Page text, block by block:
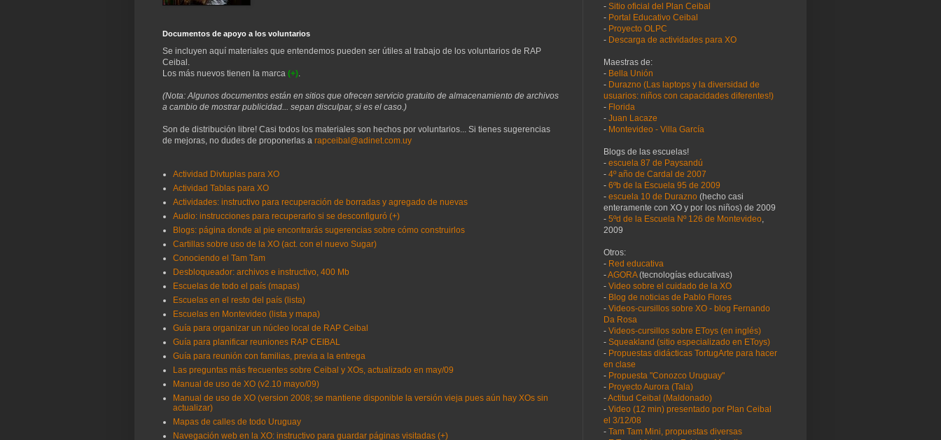
Documentos de apoyo a los voluntarios
Se incluyen aquí materiales que entendemos pueden ser útiles al trabajo de los voluntarios de RAP
Ceibal.
Los más nuevos tienen la marca (+)
(Nota: Algunos documentos están en sitios que ofrecen servicio gratuito de almacenamiento de archivos
a cambio de mostrar publicidad... sepan disculpar, si es el caso.)
Son de distribución libre! Casi todos los materiales son hechos por voluntarios... Si tienes sugerencias
de mejoras, no dudes de proponerlas a rapceibal@adinet.com.uy
Actividad Divtuplas para XO
Actividad Tablas para XO
Actividades: instructivo para recuperación de borradas y agregado de nuevas
Audio: instrucciones para recuperarlo si se desconfiguró (+)
Blogs: página donde al pie encontrarás sugerencias sobre cómo construirlos
Cartillas sobre uso de la XO (act. con el nuevo Sugar)
Conociendo el Tam Tam
Desbloqueador: archivos e instructivo, 400 Mb
Escuelas de todo el país (mapas)
Escuelas en el resto del país (lista)
Escuelas en Montevideo (lista y mapa)
Guía para organizar un núcleo local de RAP Ceibal
Guía para planificar reuniones RAP CEIBAL
Guía para reunión con familias, previa a la entrega
Las preguntas más frecuentes sobre Ceibal y XOs, actualizado en may/09
Manual de uso de XO (v2.10 mayo/09)
Manual de uso de XO (version 2008; se mantiene disponible la versión vieja pues aún hay XOs sin
actualizar)
Mapas de calles de todo Uruguay
Navegación web en la XO: instructivo para guardar páginas visitadas (+)
- Sitio oficial del Plan Ceibal
- Portal Educativo Ceibal
- Proyecto OLPC
- Descarga de actividades para XO
Maestras de:
- Bella Unión
- Durazno (Las laptops y la diversidad de
usuarios: niños con capacidades diferentes!)
- Florida
- Juan Lacaze
- Montevideo - Villa García
Blogs de las escuelas!
- escuela 87 de Paysandú
- 4º año de Cardal de 2007
- 6ºb de la Escuela 95 de 2009
- escuela 10 de Durazno (hecho casi
enteramente con XO y por los niños) de 2009
- 5ºd de la Escuela Nº 126 de Montevideo
2009
Otros:
- Red educativa
-AGORA(tecnologías educativas)
- Video sobre el cuidado de la XO
- Blog de noticias de Pablo Flores
- Videos-cursillos sobre XO - blog Fernando
Da Rosa
- Videos-cursillos sobre EToys (en inglés)
- Squeakland (sitio especializado en EToys)
- Propuestas didácticas TortugArte para hacer
en clase
- Propuesta "Conozco Uruguay"
- Proyecto Aurora (Tala)
-Actitud Ceibal (Maldonado)
- Video (12 min) presentado por Plan Ceibal
el 3/12/08
- Tam Tam Mini, propuestas diversas